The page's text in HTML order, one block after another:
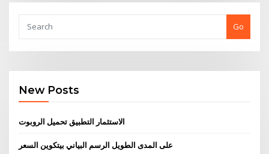
Go
New Posts
الاستثمار التطبيق تحميل الروبوت
على المدى الطويل الرسم البياني بيتكوين السعر